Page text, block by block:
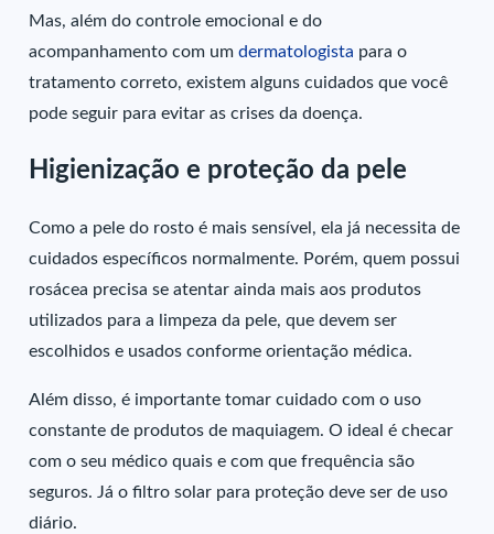
Mas, além do controle emocional e do
acompanhamento com umdermatologista para o
tratamento correto, existem alguns cuidados que você
pode seguir para evitar as crises da doença.
Higienização e proteção da pele
Como a pele do rosto é mais sensível, ela já necessita de
cuidados específicos normalmente. Porém, quem possui
rosácea precisa se atentar ainda mais aos produtos
utilizados para a limpeza da pele, que devem ser
escolhidos e usados conforme orientação médica.
Além disso, é importante tomar cuidado com o uso
constante de produtos de maquiagem. O ideal é checar
com o seu médico quais e com que frequência são
seguros. Já o filtro solar para proteção deve ser de uso
diário.